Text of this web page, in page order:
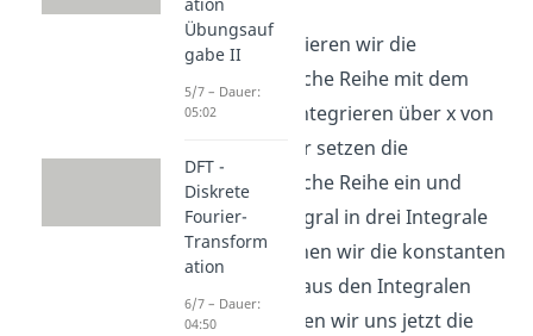
Dazu multiplizieren wir die
trigonometrische Reihe mit dem
Kosinus und integrieren über x von
. Wir setzen die
trigonometrische Reihe ein und
teilen das Integral in drei Integrale
auf. Dabei ziehen wir die konstanten
Koeffizienten aus den Integralen
heraus. Schauen wir uns jetzt die
ation
Übungsauf
gabe II
5/7 – Dauer:
05:02
DFT -
Diskrete
Fourier-
Transform
ation
6/7 – Dauer:
04:50